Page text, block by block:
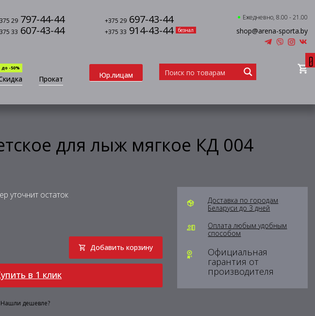
29 797-44-44 +375 29 697-43-44
33 607-43-44 +375 33 914-43-44 безнал
Ежедневно, 8.00 - 21.00
shop@arena-sporta.by
до -50%
Прокат Юр.лицам
0
для лыж мягкое КД 004
уточнит остаток
Добавить корзину
в 1 клик
Нашли дешевле?
Доставка по городам
Беларуси до 3 дней
Оплата любым удобным
способом
Официальная
гарантия от
производителя